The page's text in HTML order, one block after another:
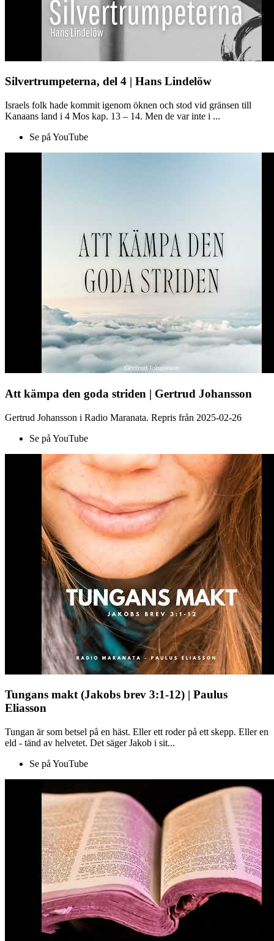
Silvertrumpeterna, del 4 | Hans Lindelöw
Israels folk hade kommit igenom öknen och stod vid gränsen till
Kanaans land i 4 Mos kap. 13 – 14. Men de var inte i ...
Se på YouTube
Att kämpa den goda striden | Gertrud Johansson
Gertrud Johansson i Radio Maranata. Repris från 2025-02-26
Se på YouTube
Tungans makt (Jakobs brev 3:1-12) | Paulus
Eliasson
Tungan är som betsel på en häst. Eller ett roder på ett skepp. Eller en
eld - tänd av helvetet. Det säger Jakob i sit...
Se på YouTube